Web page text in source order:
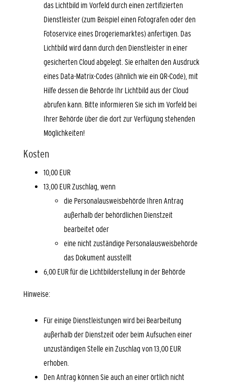
das Lichtbild im Vorfeld durch einen zertifizierten
Dienstleister (zum Beispiel einen Fotografen oder den
Fotoservice eines Drogeriemarktes) anfertigen. Das
Lichtbild wird dann durch den Dienstleister in einer
gesicherten Cloud abgelegt. Sie erhalten den Ausdruck
eines Data-Matrix-Codes (ähnlich wie ein QR-Code), mit
Hilfe dessen die Behörde Ihr Lichtbild aus der Cloud
abrufen kann. Bitte informieren Sie sich im Vorfeld bei
Ihrer Behörde über die dort zur Verfügung stehenden
Möglichkeiten!
Kosten
10,00 EUR
13,00 EUR Zuschlag, wenn
die Personalausweisbehörde Ihren Antrag
außerhalb der behördlichen Dienstzeit
bearbeitet oder
eine nicht zuständige Personalausweisbehörde
das Dokument ausstellt
6,00 EUR für die Lichtbilderstellung in der Behörde
Hinweise:
Für einige Dienstleistungen wird bei Bearbeitung
außerhalb der Dienstzeit oder beim Aufsuchen einer
unzuständigen Stelle ein Zuschlag von 13,00 EUR
erhoben.
Den Antrag können Sie auch an einer örtlich nicht